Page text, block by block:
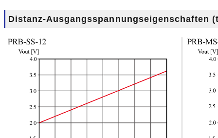
Distanz-Ausgangsspannungseigenschaften